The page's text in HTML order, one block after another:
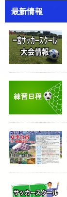
最新情報